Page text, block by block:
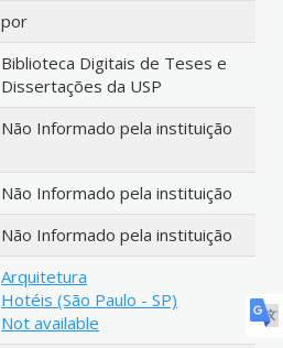
por
Biblioteca Digitais de Teses e
Dissertações da USP
Não Informado pela instituição
Não Informado pela instituição
Não Informado pela instituição
Arquitetura
Hotéis (São Paulo - SP)
Not available